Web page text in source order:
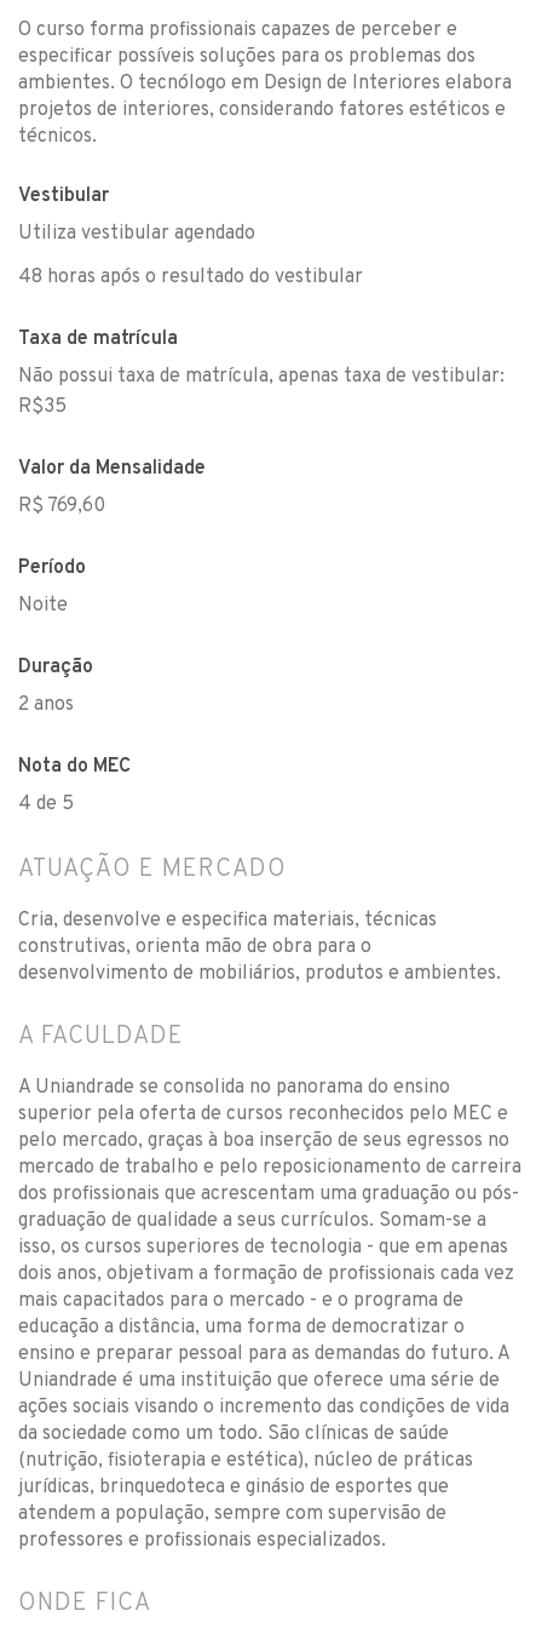
O curso forma profissionais capazes de perceber e
especificar possíveis soluções para os problemas dos
ambientes. O tecnólogo em Design de Interiores elabora
projetos de interiores, considerando fatores estéticos e
técnicos.
Vestibular
Utiliza vestibular agendado
48 horas após o resultado do vestibular
Taxa de matrícula
Não possui taxa de matrícula, apenas taxa de vestibular:
R$35
Valor da Mensalidade
R$ 769,60
Período
Noite
Duração
2 anos
Nota do MEC
4 de 5
ATUAÇÃO E MERCADO
Cria, desenvolve e especifica materiais, técnicas
construtivas, orienta mão de obra para o
desenvolvimento de mobiliários, produtos e ambientes.
A FACULDADE
A Uniandrade se consolida no panorama do ensino
superior pela oferta de cursos reconhecidos pelo MEC e
pelo mercado, graças à boa inserção de seus egressos no
mercado de trabalho e pelo reposicionamento de carreira
dos profissionais que acrescentam uma graduação ou pós-
graduação de qualidade a seus currículos. Somam-se a
isso, os cursos superiores de tecnologia - que em apenas
dois anos, objetivam a formação de profissionais cada vez
mais capacitados para o mercado - e o programa de
educação a distância, uma forma de democratizar o
ensino e preparar pessoal para as demandas do futuro. A
Uniandrade é uma instituição que oferece uma série de
ações sociais visando o incremento das condições de vida
da sociedade como um todo. São clínicas de saúde
(nutrição, fisioterapia e estética), núcleo de práticas
jurídicas, brinquedoteca e ginásio de esportes que
atendem a população, sempre com supervisão de
professores e profissionais especializados.
ONDE FICA